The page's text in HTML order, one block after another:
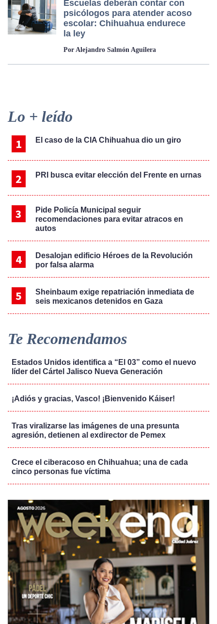
Escuelas deberán contar con
psicólogos para atender acoso
escolar: Chihuahua endurece
la ley
Por Alejandro Salmón Aguilera
Primary
Sidebar
Lo + leído
El caso de la CIA Chihuahua dio un giro
PRI busca evitar elección del Frente en urnas
Pide Policía Municipal seguir
recomendaciones para evitar atracos en
autos
Desalojan edificio Héroes de la Revolución
por falsa alarma
Sheinbaum exige repatriación inmediata de
seis mexicanos detenidos en Gaza
Te Recomendamos
Estados Unidos identifica a “El 03” como el nuevo
líder del Cártel Jalisco Nueva Generación
¡Adiós y gracias, Vasco! ¡Bienvenido Káiser!
Tras viralizarse las imágenes de una presunta
agresión, detienen al exdirector de Pemex
Crece el ciberacoso en Chihuahua; una de cada
cinco personas fue víctima